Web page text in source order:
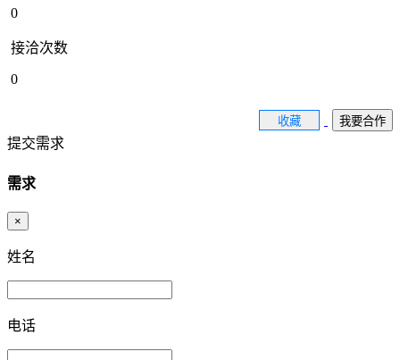
0
接洽次数
0
收藏 我要合作
提交需求
需求
×
姓名
电话